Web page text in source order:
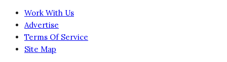
Work With Us
Advertise
Terms Of Service
Site Map